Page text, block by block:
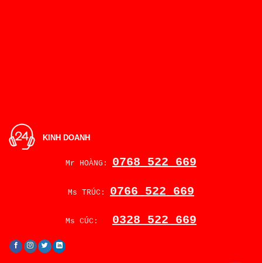
KINH DOANH
Mr HOÀNG: 0768 522 669
Ms TRÚC: 0766 522 669
Ms CÚC: 0328 522 669